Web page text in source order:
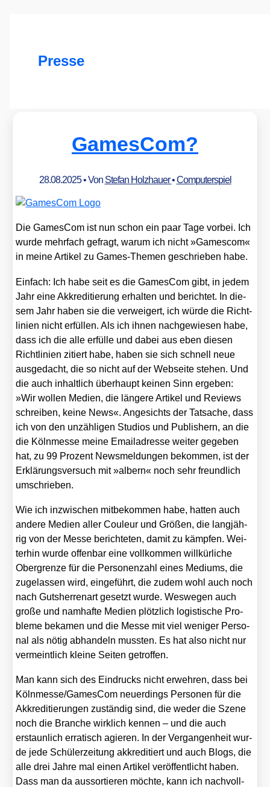
Presse
GamesCom?
28.08.2025• Von Stefan Holzhauer•Computerspiel
Die Games­Com ist nun schon ein paar Tage vor­bei. Ich
wur­de mehr­fach gefragt, war­um ich nicht »Games­com«
in mei­ne Arti­kel zu Games-The­men geschrie­ben habe.
Ein­fach: Ich habe seit es die Games­Com gibt, in jedem
Jahr eine Akkre­di­tie­rung erhal­ten und berich­tet. In die­
sem Jahr haben sie die ver­wei­gert, ich wür­de die Richt­
li­ni­en nicht erfül­len. Als ich ihnen nach­ge­wie­sen habe,
dass ich die alle erfül­le und dabei aus eben die­sen
Richt­li­ni­en zitiert habe, haben sie sich schnell neue
aus­ge­dacht, die so nicht auf der Web­sei­te ste­hen. Und
die auch inhalt­lich über­haupt kei­nen Sinn erge­ben:
»Wir wol­len Medi­en, die län­ge­re Arti­kel und Reviews
schrei­ben, kei­ne News«. Ange­sichts der Tat­sa­che, dass
ich von den unzäh­li­gen Stu­di­os und Publishern, an die
die Köln­mes­se mei­ne Email­adres­se wei­ter gege­ben
hat, zu 99 Pro­zent News­mel­dun­gen bekom­men, ist der
Erklä­rungs­ver­such mit »albern« noch sehr freund­lich
umschrie­ben.
Wie ich inzwi­schen mit­be­kom­men habe, hat­ten auch
ande­re Medi­en aller Cou­leur und Grö­ßen, die lang­jäh­
rig von der Mes­se berich­te­ten, damit zu kämp­fen. Wei­
ter­hin wur­de offen­bar eine voll­kom­men will­kür­li­che
Ober­gren­ze für die Per­so­nen­zahl eines Medi­ums, die
zuge­las­sen wird, ein­ge­führt, die zudem wohl auch noch
nach Guts­her­ren­art gesetzt wur­de. Wes­we­gen auch
gro­ße und nam­haf­te Medi­en plötz­lich logis­ti­sche Pro­
ble­me beka­men und die Mes­se mit viel weni­ger Per­so­
nal als nötig abhan­deln muss­ten. Es hat also nicht nur
ver­meint­lich klei­ne Sei­ten getrof­fen.
Man kann sich des Ein­drucks nicht erweh­ren, dass bei
Kölnmesse/​GamesCom neu­er­dings Per­so­nen für die
Akkre­di­tie­run­gen zustän­dig sind, die weder die Sze­ne
noch die Bran­che wirk­lich ken­nen – und die auch
erstaun­lich erra­tisch agie­ren. In der Ver­gan­gen­heit wur­
de jede Schü­ler­zei­tung akkre­di­tiert und auch Blogs, die
alle drei Jah­re mal einen Arti­kel ver­öf­fent­licht haben.
Dass man da aus­sor­tie­ren möch­te, kann ich nach­voll­